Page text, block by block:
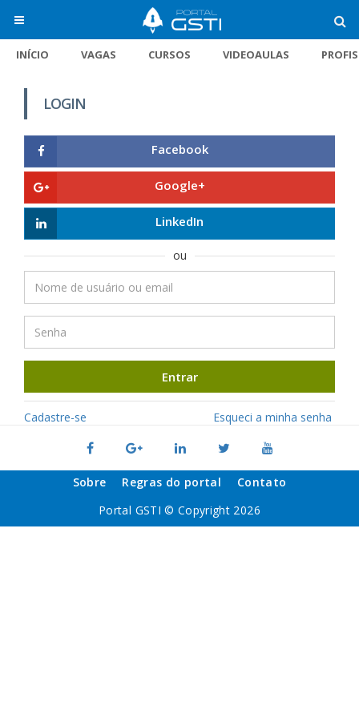
INÍCIO VAGAS CURSOS VIDEOAULAS
LOGIN
Facebook
Google+
LinkedIn
ou
Entrar
Cadastre-se Esqueci a minha senha
Sobre Regras do portal
Contato
Portal GSTI © Copyright 2026